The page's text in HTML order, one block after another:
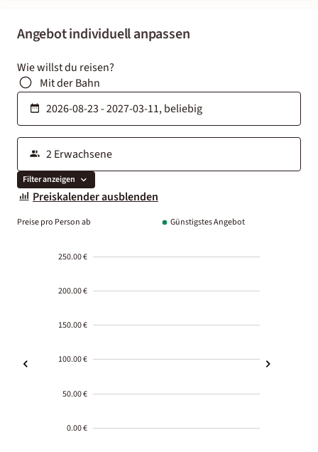
Angebot individuell anpassen
Wie willst du reisen?
Mit der Bahn
Filter anzeigen
Preiskalender ausblenden
Preise pro Person ab Günstigstes Angebot
250.00 €
200.00 €
150.00 €
100.00 €
50.00 €
0.00 €